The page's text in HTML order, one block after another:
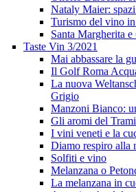
Nataly Maier:
Turismo del vino
Santa Margherita
Taste Vin 3/2021
Mai abbassare la
Il Golf Roma
La nuova
Grigio
Manzoni Bianco:
Gli aromi del
I vini veneti e la
Diamo respiro alla
Solfiti e vino
Melanzana o
La melanzana in